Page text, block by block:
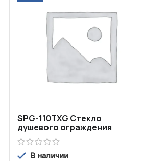
SPG-110TXG Стекло
душевого ограждения
В наличии